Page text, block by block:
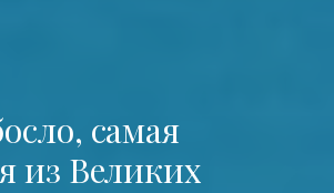
самая
из Великих